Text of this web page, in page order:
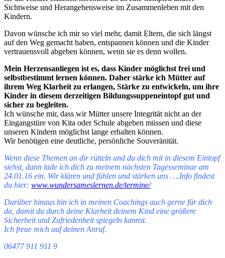
Sichtweise und Herangehensweise im Zusammenleben mit den
Kindern.
Davon wünsche ich mir so viel mehr, damit Eltern, die sich längst
auf den Weg gemacht haben, entspannen können und die Kinder
vertrauensvoll abgeben können, wenn sie es denn wollen.
Mein Herzensanliegen ist es, dass Kinder möglichst frei und
selbstbestimmt lernen können. Daher stärke ich Mütter auf
ihrem Weg Klarheit zu erlangen, Stärke zu entwickeln, um ihre
Kinder in diesem derzeitigen Bildungssuppeneintopf gut und
sicher zu begleiten.
Ich wünsche mir, dass wir Mütter unsere Integrität nicht an der
Eingangstüre von Kita oder Schule abgeben müssen und diese
unseren Kindern möglichst lange erhalten können.
Wir benötigen eine deutliche, persönliche Souveränität.
Wenn diese Themen an dir rütteln und du dich mit in diesem Eintopf
siehst, dann lade ich dich zu meinem nächsten Tagesseminar am
24.01.16 ein. Wir klären und fühlen und stärken uns ….Info findest
du hier: www.wundersameslernen.de/termine/
Darüber hinaus bin ich in meinen Coachings auch gerne für dich
da, damit du durch deine Klarheit deinem Kind eine größere
Sicherheit und Zufriedenheit spiegeln kannst.
Ich freue mich auf deinen Anruf.
06477 911 911 9